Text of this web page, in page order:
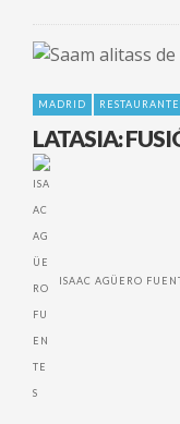
MADRID
LATASIA:
ISAAC AGÜERO